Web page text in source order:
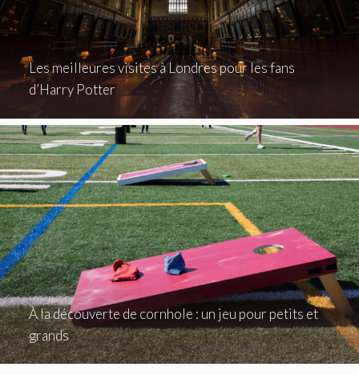
Les meilleures visites à Londres pour les fans
d’Harry Potter
À la découverte de cornhole : un jeu pour petits et
grands